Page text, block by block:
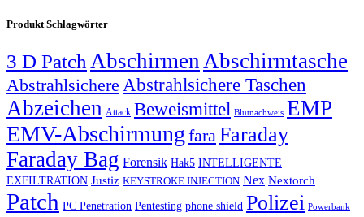
Produkt Schlagwörter
3 D Patch AbschirmenAbschirmtasche
Abstrahlsichere Abstrahlsichere Taschen
Abzeichen Attack Beweismittel Blutnachweis EMP
EMV-Abschirmung faraFaraday
Faraday Bag Forensik Hak5 INTELLIGENTE
EXFILTRATION Justiz KEYSTROKE INJECTION Nex Nextorch
Patch PC Penetration Pentesting phone shield Polizei Powerbank